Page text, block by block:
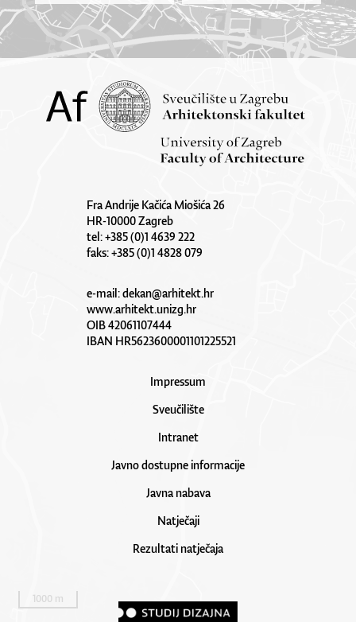
Fra Andrije Kačića Miošića 26
HR-10000 Zagreb
tel: +385 (0)1 4639 222
faks: +385 (0)1 4828 079
e-mail:dekan@arhitekt.hr
www.arhitekt.unizg.hr
OIB 42061107444
IBAN HR5623600001101225521
Impressum
Sveučilište
Intranet
Javno dostupne informacije
Javna nabava
Natječaji
Rezultati natječaja
1000 m